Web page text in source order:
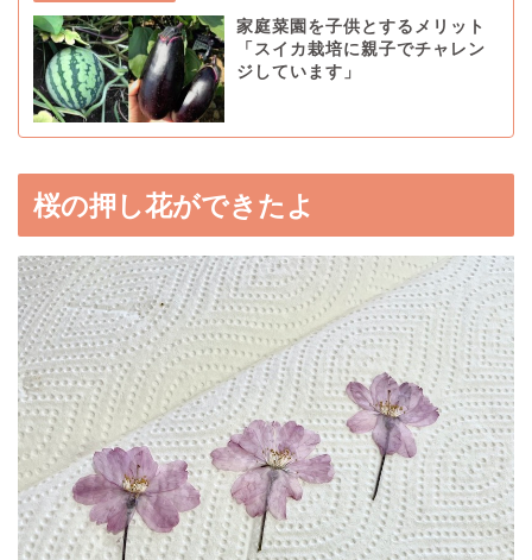
家庭菜園を子供とするメリット
「スイカ栽培に親子でチャレン
ジしています」
桜の押し花ができたよ